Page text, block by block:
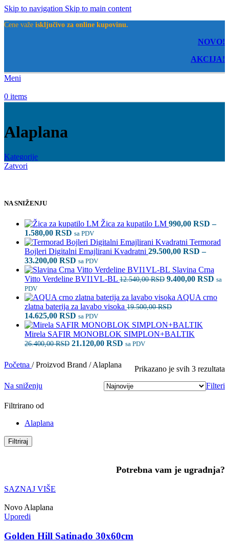
Skip to navigation Skip to main content
Cene važe isključivo za online kupovinu.
NOVO!
AKCIJA!
Meni
0 items
Alaplana
Kategorije
Zatvori
NA SNIŽENJU
Žica za kupatilo LM 990,00 RSD –
1.580,00 RSD Raspon
cena:
od
990,00 RSD
do
1.580,00 RSD
sa PDV
Termorad
Bojleri Digitalni Emajlirani Kvadratni 29.500,00 RSD –
33.200,00 RSD Raspon
cena:
od
do
33.200,00 RSD
sa PDV
Slavina Crna
Vitto Verdeline BVI1VL-BL 12.540,00RSD Originalna
je
bila:
9.400,00 RSD
je:
sa
PDV
AQUA crno
zlatna baterija za lavabo visoka 19.500,00RSD
Originalna
cena
je
bila:
14.625,00 RSD Trenutna
cena
je:
14.625,00 RSD.
sa PDV
Mirela SAFIR MONOBLOK SIMPLON+BALTIK
26.400,00RSD Originalna
je
bila:
26.400,00 RSD.
21.120,00 RSD Trenutna
21.120,00 RSD.
sa PDV
Početna / Proizvod Brand / Alaplana Prikazano je svih 3 rezultata
Na sniženju Filteri
Filtrirano od
Alaplana
Filtriraj
Potrebna vam je ugradnja?
SAZNAJ VIŠE
Novo Alaplana
Uporedi
Golden Hill Satinado 30x60cm